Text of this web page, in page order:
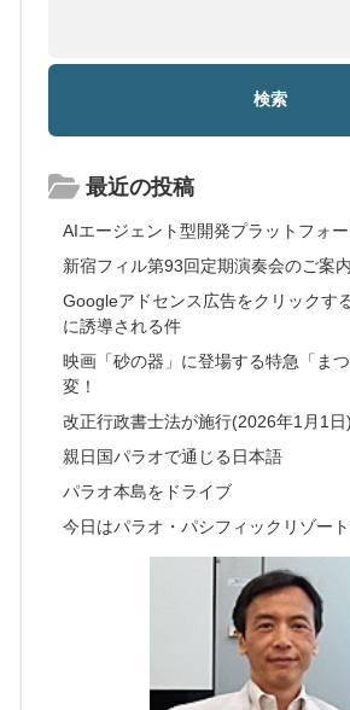
最近の投稿
AIエージェント型開発プラットフォ
新宿フィル第93回定期演奏会のご案内
Googleアドセンス広告をクリックす
に誘導される件
映画「砂の器」に登場する特急「ま
変！
改正行政書士法が施行(2026年1月1日
親日国パラオで通じる日本語
パラオ本島をドライブ
今日はパラオ・パシフィックリゾー